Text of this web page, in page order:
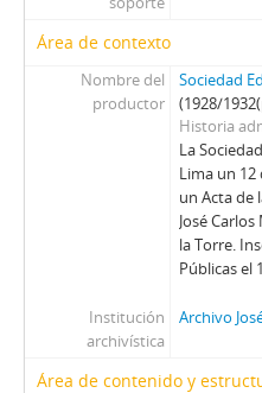
Área de contexto
Nombre del
productor
Sociedad
(1928/
Historia
La
Lima un 12
un Acta de
José
la Torre.
Públicas el
Institución
archivística
Archivo
Área de contenido y